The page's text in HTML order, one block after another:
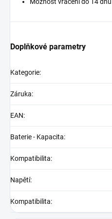
Doplňkové parametry
Kategorie:
Záruka:
EAN:
Baterie - Kapacita:
Kompatibilita:
Napětí:
Kompatibilita: